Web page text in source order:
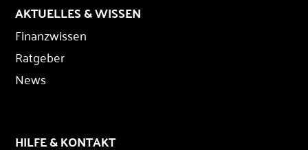
AKTUELLES & WISSEN
Finanzwissen
Ratgeber
News
HILFE & KONTAKT